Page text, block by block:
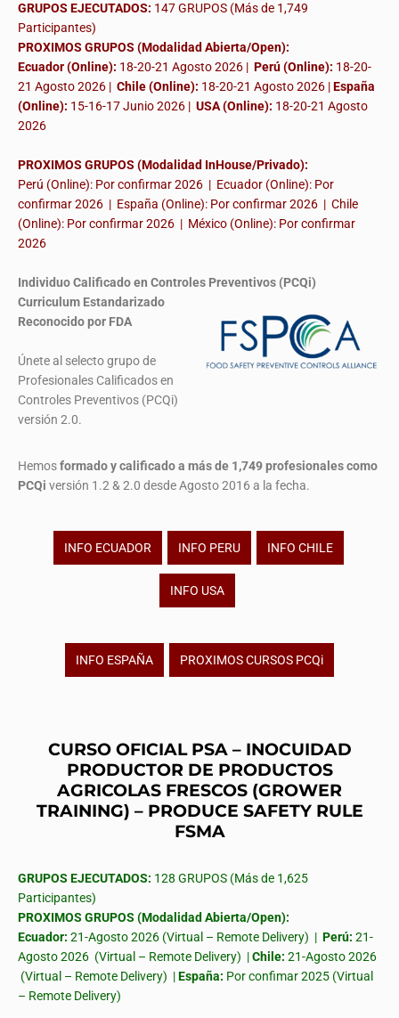
GRUPOS EJECUTADOS: 147 GRUPOS (Más de 1,749
Participantes)
PROXIMOS GRUPOS (Modalidad Abierta/Open):
Ecuador (Online): 18-20-21 Agosto 2026 | Perú (Online): 18-20-
21 Agosto 2026 | Chile (Online): 18-20-21 Agosto 2026 |España
(Online): 15-16-17 Junio 2026 | USA (Online): 18-20-21 Agosto
2026
PROXIMOS GRUPOS (Modalidad InHouse/Privado):
Perú (Online): Por confirmar 2026 | Ecuador (Online): Por
confirmar 2026 | España (Online): Por confirmar 2026 | Chile
(Online): Por confirmar 2026 | México (Online): Por confirmar
2026
Individuo Calificado en Controles Preventivos (PCQi)
Curriculum Estandarizado
Reconocido por FDA
Únete al selecto grupo de
Profesionales Calificados en
Controles Preventivos (PCQi)
versión 2.0.
Hemosformado y calificado a más de 1,749 profesionalescomo
PCQi versión 1.2 & 2.0 desde Agosto 2016 a la fecha.
INFO ECUADOR INFO PERU INFO CHILE
INFO USA
INFO ESPAÑA PROXIMOS CURSOS PCQi
CURSO OFICIAL PSA – INOCUIDAD
PRODUCTOR DE PRODUCTOS
AGRICOLAS FRESCOS (GROWER
TRAINING) – PRODUCE SAFETY RULE
FSMA
GRUPOS EJECUTADOS: 128 GRUPOS (Más de 1,625
Participantes)
PROXIMOS GRUPOS (Modalidad Abierta/Open):
Ecuador: 21-Agosto 2026 (Virtual – Remote Delivery) | Perú: 21-
Agosto 2026 (Virtual – Remote Delivery) |Chile: 21-Agosto 2026
(Virtual – Remote Delivery) |España: Por confimar 2025 (Virtual
– Remote Delivery)